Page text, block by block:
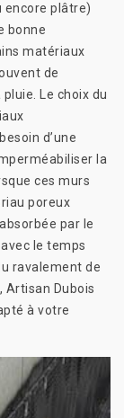
encore plâtre)
bonne
matériaux
de
Le choix du
d’une
la
ces murs
poreux
par le
le temps
ravalement de
Artisan Dubois
à votre